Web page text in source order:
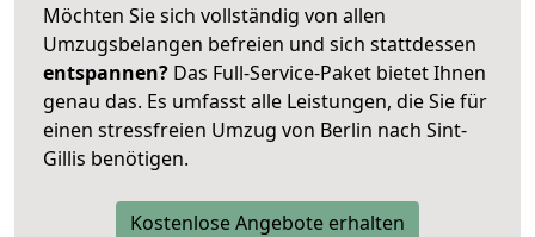
Möchten Sie sich vollständig von allen
Umzugsbelangen befreien und sich stattdessen
entspannen? Das Full-Service-Paket bietet Ihnen
genau das. Es umfasst alle Leistungen, die Sie für
einen stressfreien Umzug von Berlin nach Sint-
Gillis benötigen.
Kostenlose Angebote erhalten